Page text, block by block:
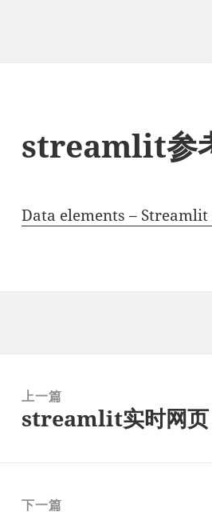
streamlit参
Data elements – Streamlit
上一篇
上
streamlit实时网页
下一篇